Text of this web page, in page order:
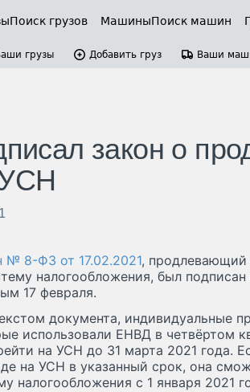
Поиск грузов МашиныПоиск машин
грузы Добавить груз Ваши
закон о
№ 8-ФЗ от 17.02.2021,
налогообложения, был
17 февраля.
документа, индивидуальные
использовали ЕНВД в четвёртом
на УСН до 31 марта 2021 года.
на УСН в указанный срок, она
налогообложения с 1 января 2021